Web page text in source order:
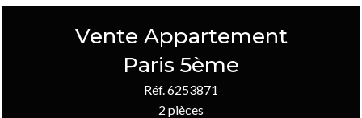
Vente Appartement
Paris 5ème
Réf. 6253871
2 pièces